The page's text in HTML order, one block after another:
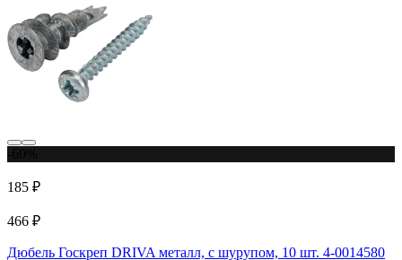
185 ₽
466 ₽
Дюбель Госкреп DRIVA металл, с шурупом, 10 шт. 4-0014580